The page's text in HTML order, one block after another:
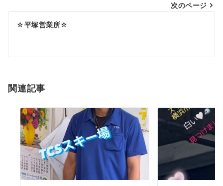
ビ
ゲ
シ
ン
次のページ
☆平塚営業所☆
関連記事